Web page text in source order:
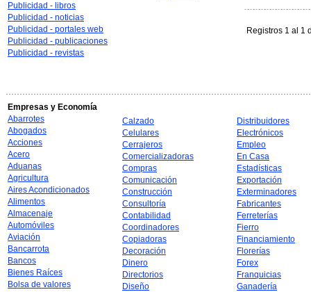
Publicidad - libros
Publicidad - noticias
Publicidad - portales web
Publicidad - publicaciones
Publicidad - revistas
Registros 1 al 1
Empresas y Economía
Abarrotes
Abogados
Acciones
Acero
Aduanas
Agricultura
Aires Acondicionados
Alimentos
Almacenaje
Automóviles
Aviación
Bancarrota
Bancos
Bienes Raíces
Bolsa de valores
Calzado
Celulares
Cerrajeros
Comercializadoras
Compras
Comunicación
Construcción
Consultoría
Contabilidad
Coordinadores
Copiadoras
Decoración
Dinero
Directorios
Diseño
Distribuidores
Electrónicos
Empleo
En Casa
Estadísticas
Exportación
Exterminadores
Fabricantes
Ferreterías
Fierro
Financiamiento
Florerías
Forex
Franquicias
Ganadería